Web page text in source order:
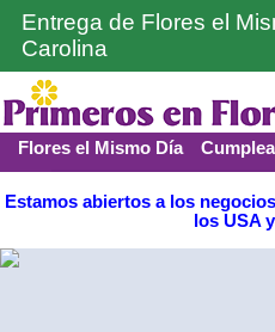
Entrega de Flores el
Carolina
Flores el Mismo Día
Funerales y Condolencia Amor
Estamos abiertos a los
los USA